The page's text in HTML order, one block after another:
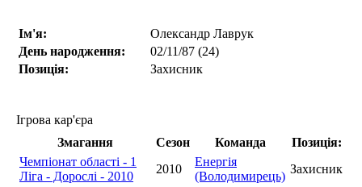
Ім'я:
Олександр Лаврук
День народження:
02/11/87 (24)
Позиція:
Захисник
Ігрова кар'єра
Змагання
Сезон Команда
Позиція:
Чемпіонат області - 1
Ліга - Дорослі - 2010
2010
Енергія
(Володимирець)
Захисник